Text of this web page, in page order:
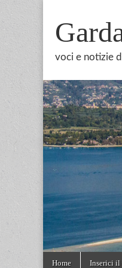
voci e notizie
MainHome Inserici il